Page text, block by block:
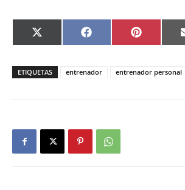
Compartir
en
X
(Twitter)
Compartir
en
Facebook Compartir
en
Pinterest
ETIQUETAS entrenador entrenador personal